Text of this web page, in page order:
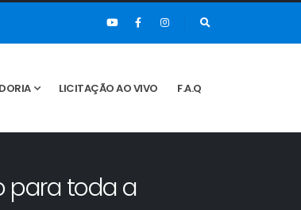
LICITAÇÃO AO VIVO F.A.Q
para toda a